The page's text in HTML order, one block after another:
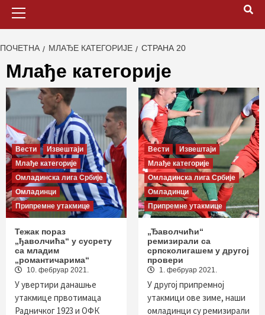
ПОЧЕТНА МЛАЂЕ КАТЕГОРИЈЕ СТРАНА 20
Млађе категорије
Вести
Извештаји
Млађе категорије
Омладинска лига Србије
Омладинци
Припремне утакмице
Teжак пораз
„ђаволчића“ у сусрету
са младим
„романтичарима“
10. фебруар 2021.
У увертири данашње
утакмице првотимаца
Радничког 1923 и ОФК
Вести
Извештаји
Млађе категорије
Омладинска лига Србије
Омладинци
Припремне утакмице
„Ђаволчићи“
ремизирали са
српсколигашем у другој
провери
1. фебруар 2021.
У другој припремној
утакмици ове зиме, наши
омладинци су ремизирали